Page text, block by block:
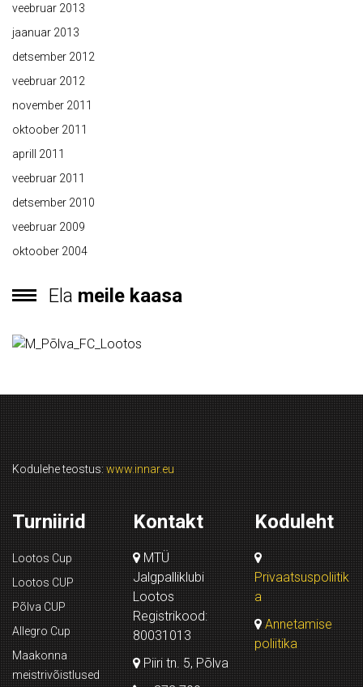
veebruar 2013
jaanuar 2013
detsember 2012
veebruar 2012
november 2011
oktoober 2011
aprill 2011
veebruar 2011
detsember 2010
veebruar 2009
oktoober 2004
Ela meile kaasa
Kodulehe teostus: www.innar.eu
Turniirid
Lootos Cup
Lootos CUP
Põlva CUP
Allegro Cup
Maakonna
meistrivõistlused
Kontakt
MTÜ
Jalgpalliklubi
Lootos
Registrikood:
80031013
Piiri tn. 5, Põlva
Koduleht
Privaatsuspoliitik
a
Annetamise
poliitika